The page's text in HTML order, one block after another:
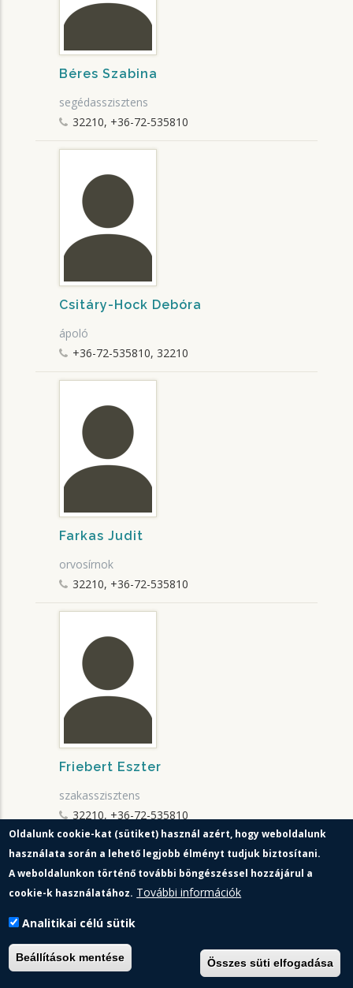
Béres Szabina
segédasszisztens
32210, +36-72-535810
Csitáry-Hock Debóra
ápoló
+36-72-535810, 32210
Farkas Judit
orvosírnok
32210, +36-72-535810
Friebert Eszter
szakasszisztens
32210, +36-72-535810
Oldalunk cookie-kat (sütiket) használ azért, hogy weboldalunk
használata során a lehető legjobb élményt tudjuk biztosítani.
A weboldalunkon történő további böngészéssel hozzájárul a
cookie-k használatához. További információk
Analitikai célú sütik
Beállítások mentése Összes süti elfogadása